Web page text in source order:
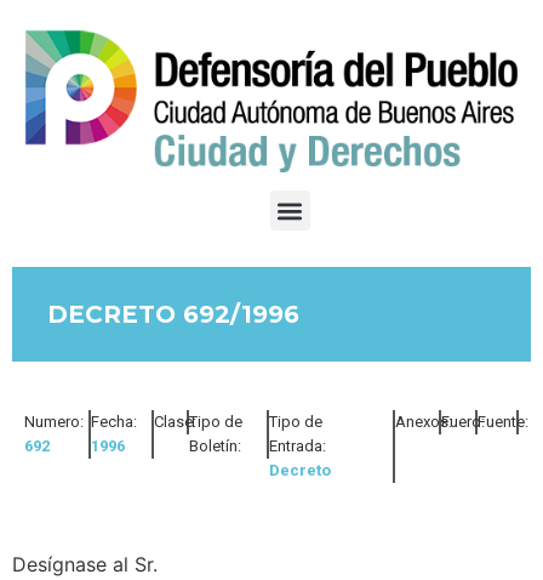
DECRETO 692/1996
Numero:
692
Fecha:
1996
Clase:Tipo de
Boletín:
Tipo de
Entrada:
Decreto
Anexos:Fuero:Fuente:
Desígnase al Sr.